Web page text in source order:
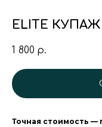
ELITE КУПАЖ
1 800 р.
Точная стоимость —